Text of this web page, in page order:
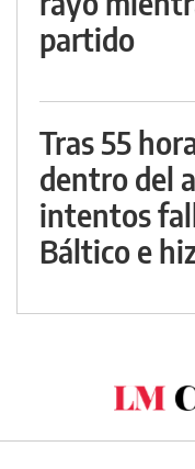
partido
Tras 55
dentro del
intentos
Báltico e